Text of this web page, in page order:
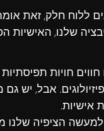
ללוח חלק, זאת
שלנו, האישיות
חויות
אבל,
אישיות.
הציפיה שלנו